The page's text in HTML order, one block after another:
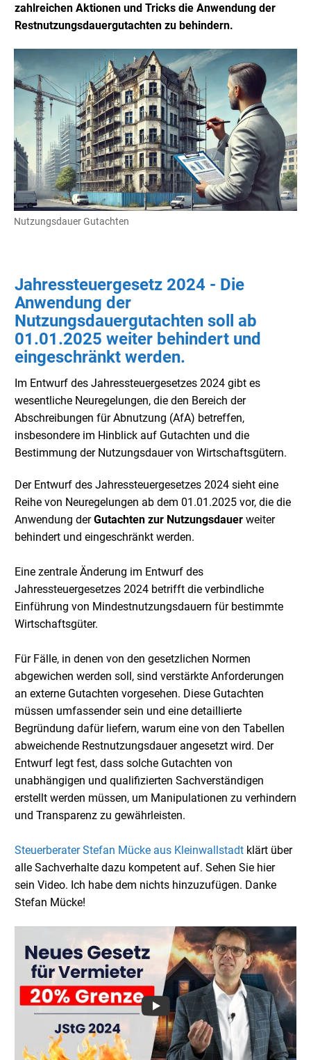
zahlreichen Aktionen und Tricks die Anwendung der
Restnutzungsdauergutachten zu behindern.
Nutzungsdauer Gutachten
Jahressteuergesetz 2024 - Die
Anwendung der
Nutzungsdauergutachten soll ab
01.01.2025 weiter behindert und
eingeschränkt werden.
Im Entwurf des Jahressteuergesetzes 2024 gibt es
wesentliche Neuregelungen, die den Bereich der
Abschreibungen für Abnutzung (AfA) betreffen,
insbesondere im Hinblick auf Gutachten und die
Bestimmung der Nutzungsdauer von Wirtschaftsgütern.
Der Entwurf des Jahressteuergesetzes 2024 sieht eine
Reihe von Neuregelungen ab dem 01.01.2025 vor, die die
Anwendung derGutachten zur Nutzungsdauer weiter
behindert und eingeschränkt werden.
Eine zentrale Änderung im Entwurf des
Jahressteuergesetzes 2024 betrifft die verbindliche
Einführung von Mindestnutzungsdauern für bestimmte
Wirtschaftsgüter.
Für Fälle, in denen von den gesetzlichen Normen
abgewichen werden soll, sind verstärkte Anforderungen
an externe Gutachten vorgesehen. Diese Gutachten
müssen umfassender sein und eine detaillierte
Begründung dafür liefern, warum eine von den Tabellen
abweichende Restnutzungsdauer angesetzt wird. Der
Entwurf legt fest, dass solche Gutachten von
unabhängigen und qualifizierten Sachverständigen
erstellt werden müssen, um Manipulationen zu verhindern
und Transparenz zu gewährleisten.
Steuerberater Stefan Mücke aus Kleinwallstadt klärt über
alle Sachverhalte dazu kompetent auf. Sehen Sie hier
sein Video. Ich habe dem nichts hinzuzufügen. Danke
Stefan Mücke!